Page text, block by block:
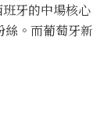
牙的中場核心
。而葡萄牙新